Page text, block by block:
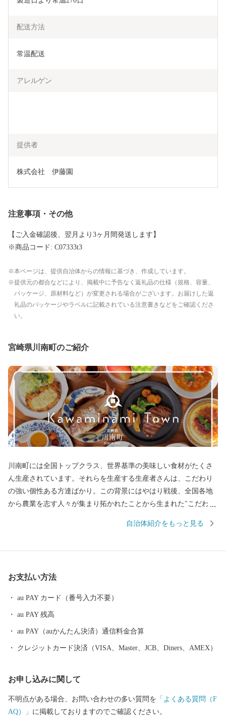
配送方法
常温配送
アレルゲン
提供者
株式会社　伊藤園
注意事項・その他
【ご入金確認後、翌月より3ヶ月間発送します】
※商品コード: C07333t3
本ページは、提供自治体からの情報に基づき、作成しています。
提供元の都合などにより、掲載中に予告なく返礼品の仕様（規格、容量、
パッケージ、原材料など）が変更される場合がございます。お届けした返
礼品のパッケージやラベルに記載されている注意書きなどをご確認くださ
い。
宮崎県川南町のご紹介
川南町には全国トップクラス、世界基準の美味しい食材がたくさ
ん生産されています。それらを生産する生産者さんは、こだわり
の強い個性ある方達ばかり。この背景にはやはり戦後、全国各地
から農業を志す人々が集まり拓かれたことから生まれた"こだわり
南の魅力で、この魅力を「この町の気質から生まれる品質＝"川南
自治体紹介をもっと見る
お支払い方法
au PAY カード（番号入力不要）
au PAY 残高
au PAY（auかんたん決済）通信料金合算
クレジットカード決済（VISA、Master、JCB、Diners、AMEX）
お申し込みに関して
不明点がある場合、お問い合わせの多い質問を 「よくある質問（F
AQ）」 に掲載しておりますのでご確認ください。